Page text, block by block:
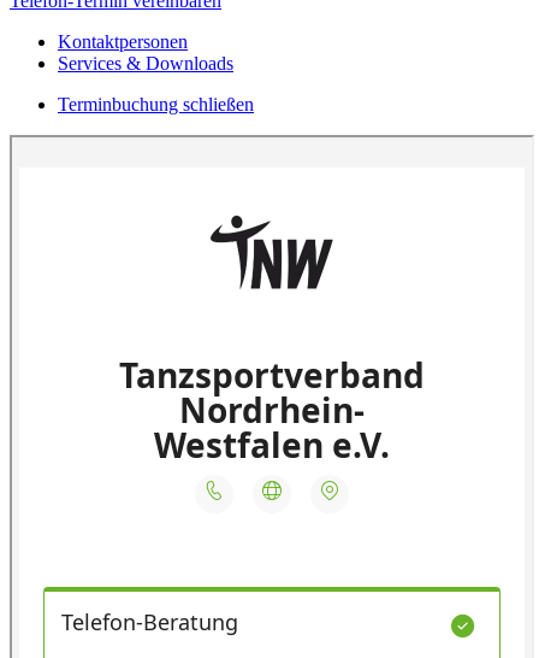
Kontaktpersonen
Services & Downloads
Terminbuchung schließen